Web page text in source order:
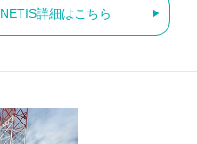
NETIS詳細はこちら